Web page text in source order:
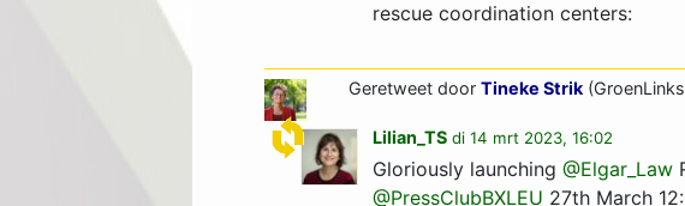
rescue coordination centers:
Geretweet door Tineke Strik
Lilian_TS di 14 mrt 2023, 16:02
Gloriously launching @Elgar_Law
@PressClubBXLEU 27th March